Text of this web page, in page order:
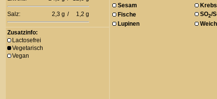
Salz: 2,3 g / 1,2 g
Sesam
Fische
SO2/
Lupinen
Zusatzinfo:
Lactosefrei
Vegetarisch
Vegan